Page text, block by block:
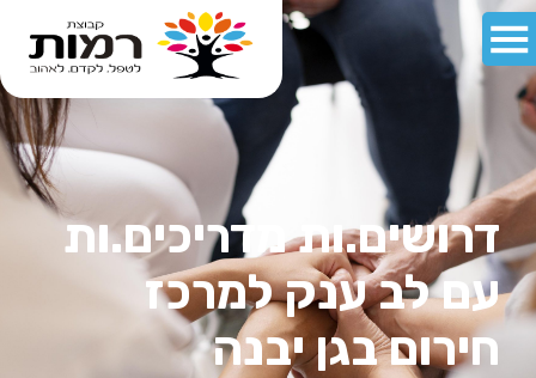
דרושים.ות מדריכים.ות
עם לב ענק למרכז
חירום בגן יבנה